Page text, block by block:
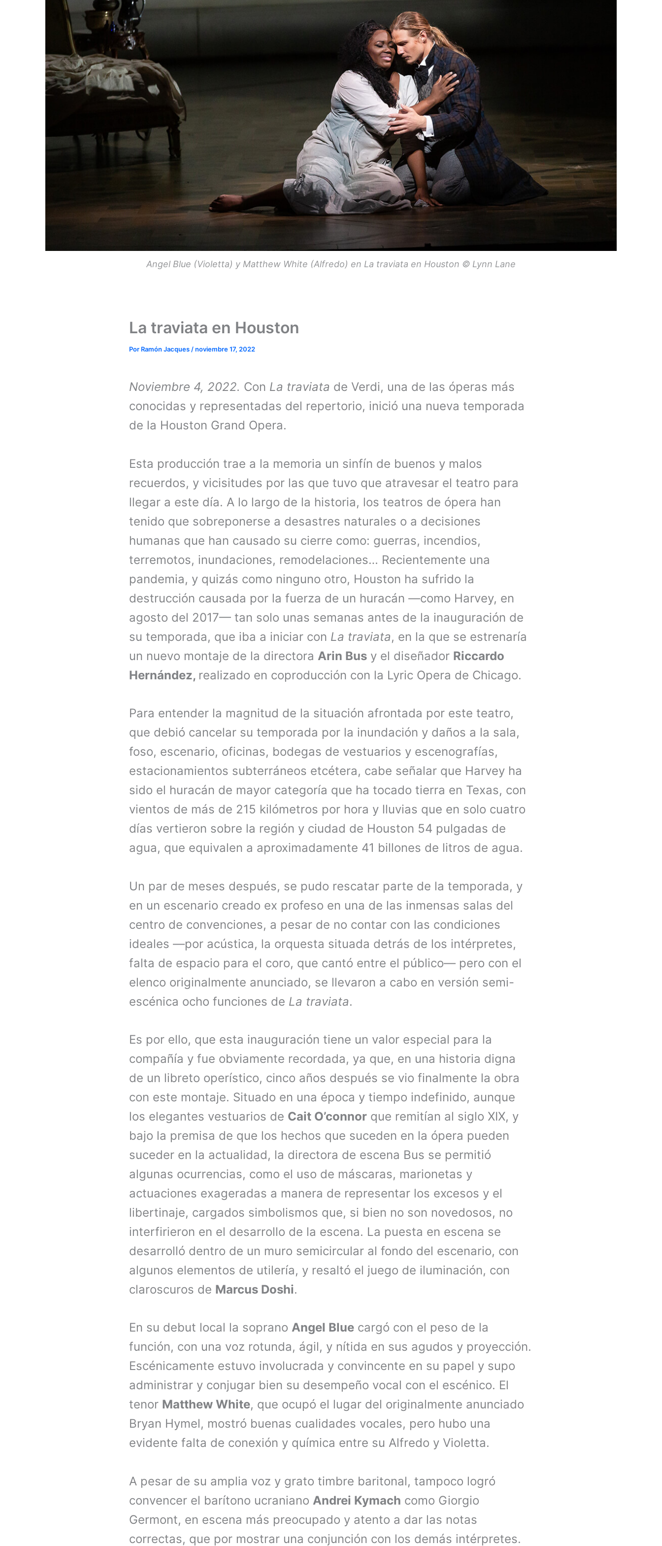
Angel Blue (Violetta) y Matthew White (Alfredo) en La traviata en Houston © Lynn Lane
La traviata en Houston
Por Ramón Jacques/noviembre 17, 2022
Noviembre 4, 2022. Con La traviata de Verdi, una de las óperas más
conocidas y representadas del repertorio, inició una nueva temporada
de la Houston Grand Opera.
Esta producción trae a la memoria un sinfín de buenos y malos
recuerdos, y vicisitudes por las que tuvo que atravesar el teatro para
llegar a este día. A lo largo de la historia, los teatros de ópera han
tenido que sobreponerse a desastres naturales o a decisiones
humanas que han causado su cierre como: guerras, incendios,
terremotos, inundaciones, remodelaciones… Recientemente una
pandemia, y quizás como ninguno otro, Houston ha sufrido la
destrucción causada por la fuerza de un huracán —como Harvey, en
agosto del 2017— tan solo unas semanas antes de la inauguración de
su temporada, que iba a iniciar con La traviata, en la que se estrenaría
un nuevo montaje de la directora Arin Bus y el diseñador Riccardo
Hernández, realizado en coproducción con la Lyric Opera de Chicago.
Para entender la magnitud de la situación afrontada por este teatro,
que debió cancelar su temporada por la inundación y daños a la sala,
foso, escenario, oficinas, bodegas de vestuarios y escenografías,
estacionamientos subterráneos etcétera, cabe señalar que Harvey ha
sido el huracán de mayor categoría que ha tocado tierra en Texas, con
vientos de más de 215 kilómetros por hora y lluvias que en solo cuatro
días vertieron sobre la región y ciudad de Houston 54 pulgadas de
agua, que equivalen a aproximadamente 41 billones de litros de agua.
Un par de meses después, se pudo rescatar parte de la temporada, y
en un escenario creado ex profeso en una de las inmensas salas del
centro de convenciones, a pesar de no contar con las condiciones
ideales —por acústica, la orquesta situada detrás de los intérpretes,
falta de espacio para el coro, que cantó entre el público— pero con el
elenco originalmente anunciado, se llevaron a cabo en versión semi-
escénica ocho funciones de La traviata.
Es por ello, que esta inauguración tiene un valor especial para la
compañía y fue obviamente recordada, ya que, en una historia digna
de un libreto operístico, cinco años después se vio finalmente la obra
con este montaje. Situado en una época y tiempo indefinido, aunque
los elegantes vestuarios de Cait O’connor que remitían al siglo XIX, y
bajo la premisa de que los hechos que suceden en la ópera pueden
suceder en la actualidad, la directora de escena Bus se permitió
algunas ocurrencias, como el uso de máscaras, marionetas y
actuaciones exageradas a manera de representar los excesos y el
libertinaje, cargados simbolismos que, si bien no son novedosos, no
interfirieron en el desarrollo de la escena. La puesta en escena se
desarrolló dentro de un muro semicircular al fondo del escenario, con
algunos elementos de utilería, y resaltó el juego de iluminación, con
claroscuros de Marcus Doshi.
En su debut local la soprano Angel Blue cargó con el peso de la
función, con una voz rotunda, ágil, y nítida en sus agudos y proyección.
Escénicamente estuvo involucrada y convincente en su papel y supo
administrar y conjugar bien su desempeño vocal con el escénico. El
tenor Matthew White, que ocupó el lugar del originalmente anunciado
Bryan Hymel, mostró buenas cualidades vocales, pero hubo una
evidente falta de conexión y química entre su Alfredo y Violetta.
A pesar de su amplia voz y grato timbre baritonal, tampoco logró
convencer el barítono ucraniano Andrei Kymach como Giorgio
Germont, en escena más preocupado y atento a dar las notas
correctas, que por mostrar una conjunción con los demás intérpretes.